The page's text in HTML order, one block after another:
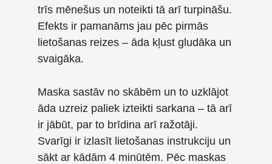
trīs mēnešus un noteikti tā arī turpināšu.
Efekts ir pamanāms jau pēc pirmās
lietošanas reizes – āda kļust gludāka un
svaigāka.
Maska sastāv no skābēm un to uzklājot
āda uzreiz paliek izteikti sarkana – tā arī
ir jābūt, par to brīdina arī ražotāji.
Svarīgi ir izlasīt lietošanas instrukciju un
sākt ar kādām 4 minūtēm. Pēc maskas